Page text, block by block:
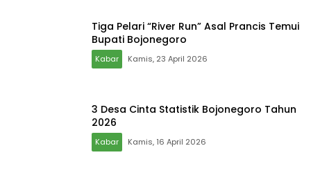
Tiga Pelari “River Run” Asal Prancis Temui
Bupati Bojonegoro
Kabar Kamis, 23 April 2026
3 Desa Cinta Statistik Bojonegoro Tahun
2026
Kabar Kamis, 16 April 2026